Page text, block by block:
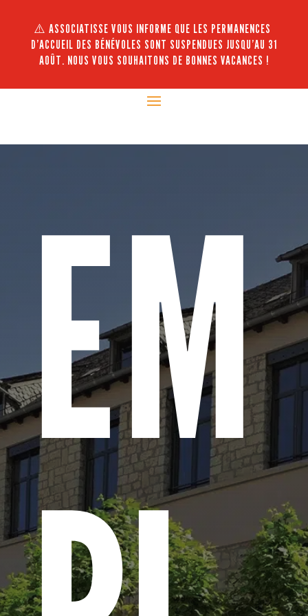
⚠️ ASSOCIATISSE VOUS INFORME QUE LES PERMANENCES
D’ACCUEIL DES BÉNÉVOLES SONT SUSPENDUES JUSQU’AU 31
AOÛT. NOUS VOUS SOUHAITONS DE BONNES VACANCES !
EM